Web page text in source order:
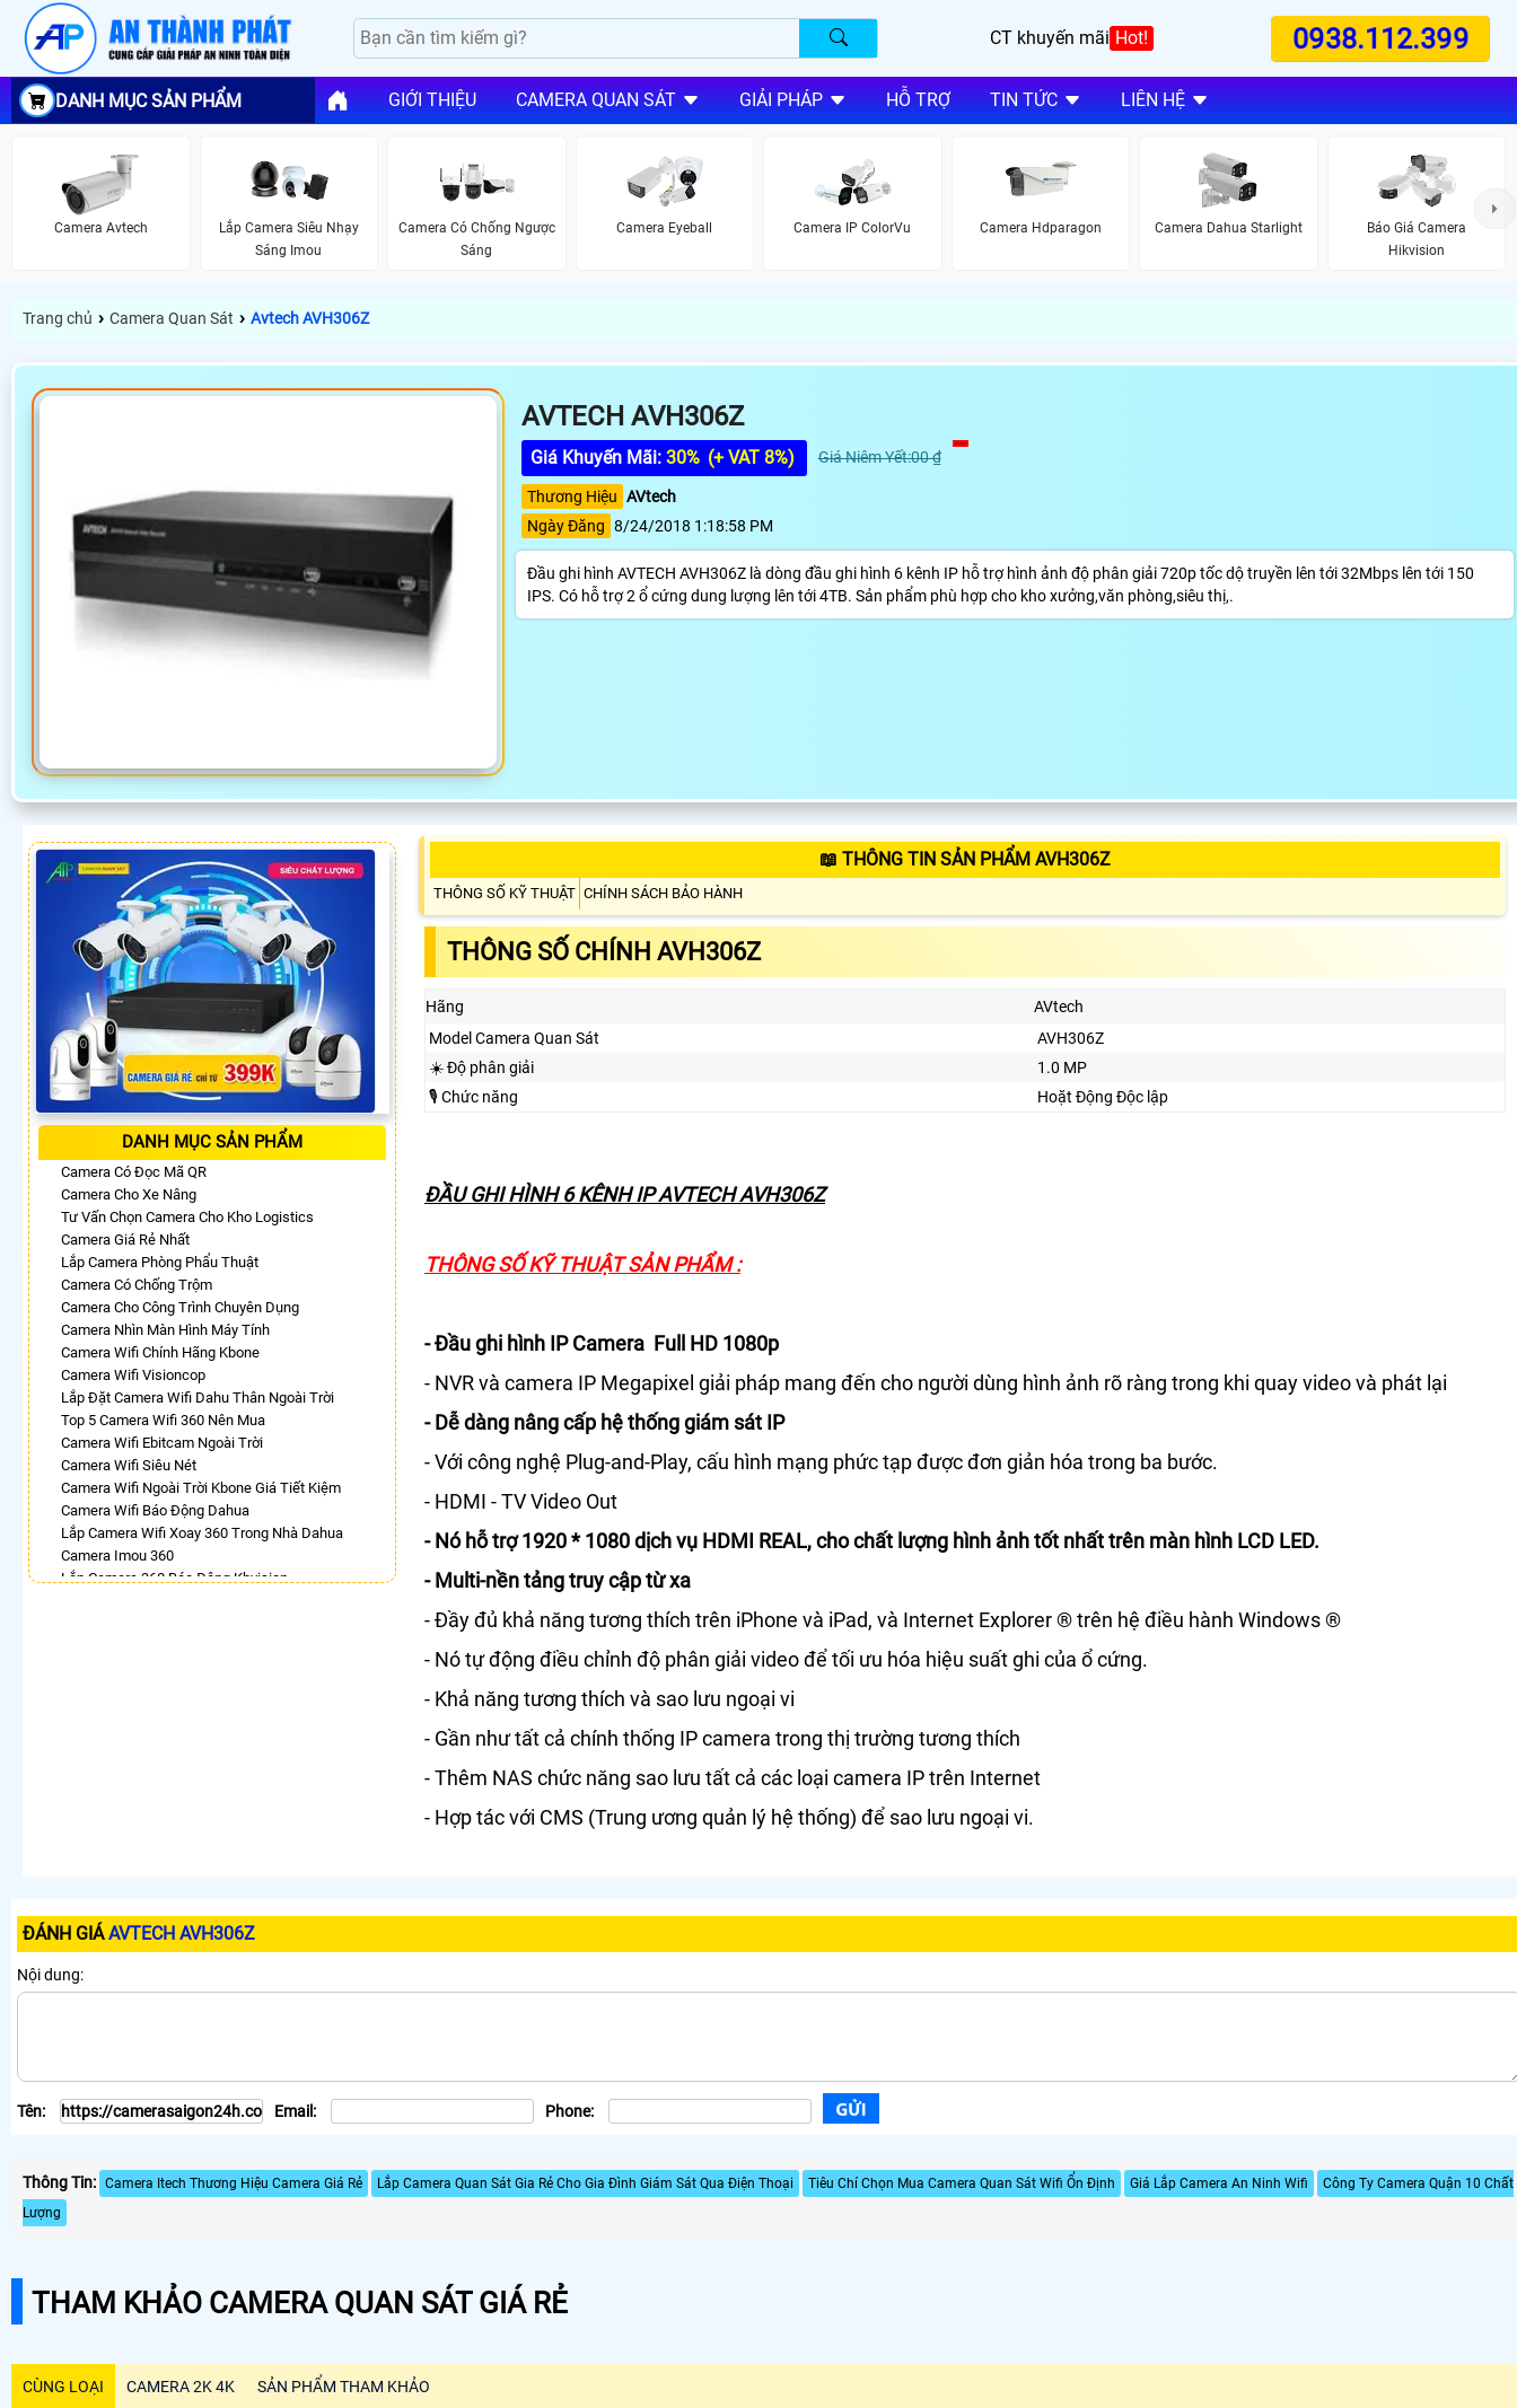
CT khuyến mãi Hot! 0938.112.399
DANH MỤC SẢN PHẨM GIỚI THIỆU CAMERA QUAN SÁT GIẢI PHÁP HỖ TRỢ TIN TỨC LIÊN HỆ
Camera Avtech
Lắp Camera Siêu Nhạy
Sáng Imou
Camera Có Chống Ngược
Sáng
Camera Eyeball Camera IP ColorVu Camera Hdparagon Camera Dahua Starlight
Báo Giá Camera
Hikvision
Trang chủ › Camera Quan Sát › Avtech AVH306Z
AVTECH AVH306Z
Giá Khuyến Mãi: 30% (+ VAT 8%) Giá Niêm Yết:00 ₫
Thương Hiệu AVtech
Ngày Đăng 8/24/2018 1:18:58 PM
Đầu ghi hình AVTECH AVH306Z là dòng đầu ghi hình 6 kênh IP hỗ trợ hình ảnh độ phân giải 720p tốc dộ truyền lên tới 32Mbps lên tới 150
IPS. Có hỗ trợ 2 ổ cứng dung lượng lên tới 4TB. Sản phẩm phù hợp cho kho xưởng,văn phòng,siêu thị,.
DANH MỤC SẢN PHẨM
Camera Có Đọc Mã QR
Camera Cho Xe Nâng
Tư Vấn Chọn Camera Cho Kho Logistics
Camera Giá Rẻ Nhất
Lắp Camera Phòng Phẩu Thuật
Camera Có Chống Trộm
Camera Cho Công Trình Chuyên Dụng
Camera Nhìn Màn Hình Máy Tính
Camera Wifi Chính Hãng Kbone
Camera Wifi Visioncop
Lắp Đặt Camera Wifi Dahu Thân Ngoài Trời
Top 5 Camera Wifi 360 Nên Mua
Camera Wifi Ebitcam Ngoài Trời
Camera Wifi Siêu Nét
Camera Wifi Ngoài Trời Kbone Giá Tiết Kiệm
Camera Wifi Báo Động Dahua
Lắp Camera Wifi Xoay 360 Trong Nhà Dahua
Camera Imou 360
Lắp Camera 360 Báo Động Kbvision
📖 THÔNG TIN SẢN PHẨM AVH306Z
THÔNG SỐ KỸ THUẬT CHÍNH SÁCH BẢO HÀNH
THÔNG SỐ CHÍNH AVH306Z
Hãng
AVtech
Model Camera Quan Sát
AVH306Z
☀️ Độ phân giải
1.0 MP
🎙 Chức năng
Hoặt Động Độc lập
ĐẦU GHI HÌNH 6 KÊNH IP AVTECH AVH306Z
THÔNG SỐ KỸ THUẬT SẢN PHẨM :
- Đầu ghi hình IP Camera Full HD 1080p
- NVR và camera IP Megapixel giải pháp mang đến cho người dùng hình ảnh rõ ràng trong khi quay video và phát lại
- Dễ dàng nâng cấp hệ thống giám sát IP
- Với công nghệ Plug-and-Play, cấu hình mạng phức tạp được đơn giản hóa trong ba bước.
- HDMI - TV Video Out
- Nó hỗ trợ 1920 * 1080 dịch vụ HDMI REAL, cho chất lượng hình ảnh tốt nhất trên màn hình LCD LED.
- Multi-nền tảng truy cập từ xa
- Đầy đủ khả năng tương thích trên iPhone và iPad, và Internet Explorer ® trên hệ điều hành Windows ®
- Nó tự động điều chỉnh độ phân giải video để tối ưu hóa hiệu suất ghi của ổ cứng.
- Khả năng tương thích và sao lưu ngoại vi
- Gần như tất cả chính thống IP camera trong thị trường tương thích
- Thêm NAS chức năng sao lưu tất cả các loại camera IP trên Internet
- Hợp tác với CMS (Trung ương quản lý hệ thống) để sao lưu ngoại vi.
ĐÁNH GIÁAVTECH AVH306Z
Nội dung:
Tên: Email: Phone:
Thông Tin: Camera Itech Thương Hiệu Camera Giá Rẻ Lắp Camera Quan Sát Gia Rẻ Cho Gia Đình Giám Sát Qua Điện Thoại Tiêu Chí Chọn Mua Camera Quan Sát Wifi Ổn Định Giá Lắp Camera An Ninh Wifi
Công Ty Camera Quận 10 Chất
Lượng
THAM KHẢO CAMERA QUAN SÁT GIÁ RẺ
CÙNG LOẠI CAMERA 2K 4K SẢN PHẨM THAM KHẢO